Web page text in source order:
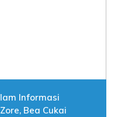
Informasi
Bea Cukai